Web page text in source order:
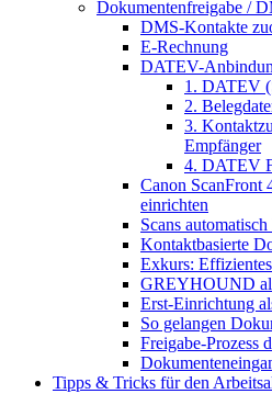
Dokumentenfreigabe /
DMS-Kontakte
E-Rechnung
DATEV-
1. DATEV
2.
3.
Empfänger
4. DATEV
Canon ScanFront
einrichten
Scans
Kontaktbasierte
Exkurs:
GREYHOUND
Erst-Einrichtung
So gelangen
Freigabe-Prozess
Tipps & Tricks für den